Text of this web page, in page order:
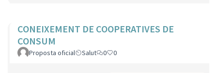
CONEIXEMENT DE COOPERATIVES DE
CONSUM
Proposta oficial Salut 0 0